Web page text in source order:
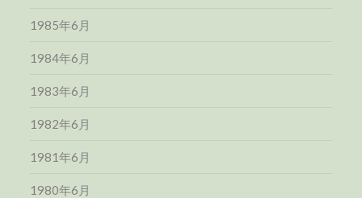
1985年6月
1984年6月
1983年6月
1982年6月
1981年6月
1980年6月